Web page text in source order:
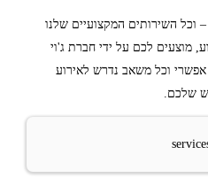
השירותים המקצועיים שלנו
מוצעים לכם על ידי חברת ג'וי
וכל משאב נדרש לאירוע
שלכם.